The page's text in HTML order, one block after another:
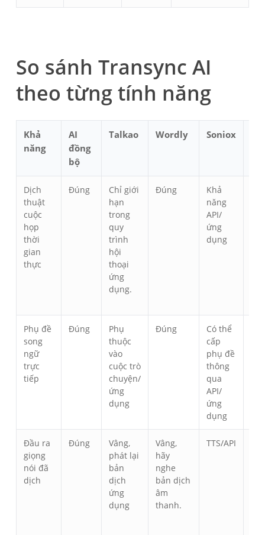
So sánh Transync AI
theo từng tính năng
Khả
năng
AI
đồng
bộ
Talkao Wordly Soniox
Dịch
thuật
cuộc
họp
thời
gian
thực
Đúng
Chỉ giới
hạn
trong
quy
trình
hội
thoại
ứng
dụng.
Đúng
Khả
năng
API/
ứng
dụng
Phụ đề
song
ngữ
trực
tiếp
Đúng
Phụ
thuộc
vào
cuộc trò
chuyện/
ứng
dụng
Đúng
Có thể
cấp
phụ đề
thông
qua
API/
ứng
dụng
Đầu ra
giọng
nói đã
dịch
Đúng
Vâng,
phát lại
bản
dịch
ứng
dụng
Vâng,
hãy
nghe
bản dịch
âm
thanh.
TTS/API